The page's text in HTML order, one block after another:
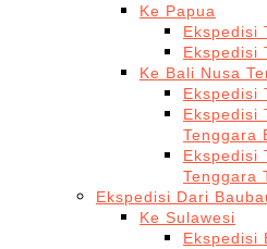
Ke Papua
Ekspedisi
Ekspedisi
Ke Bali Nusa
Ekspedisi
Ekspedisi
Tenggara
Ekspedisi
Tenggara
Ekspedisi Dari
Ke Sulawesi
Ekspedisi